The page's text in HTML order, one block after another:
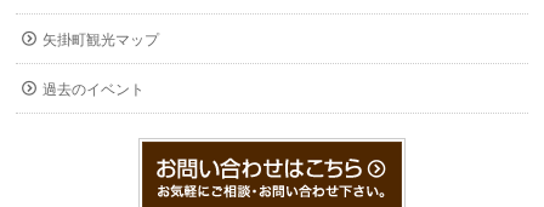
矢掛町観光マップ
過去のイベント